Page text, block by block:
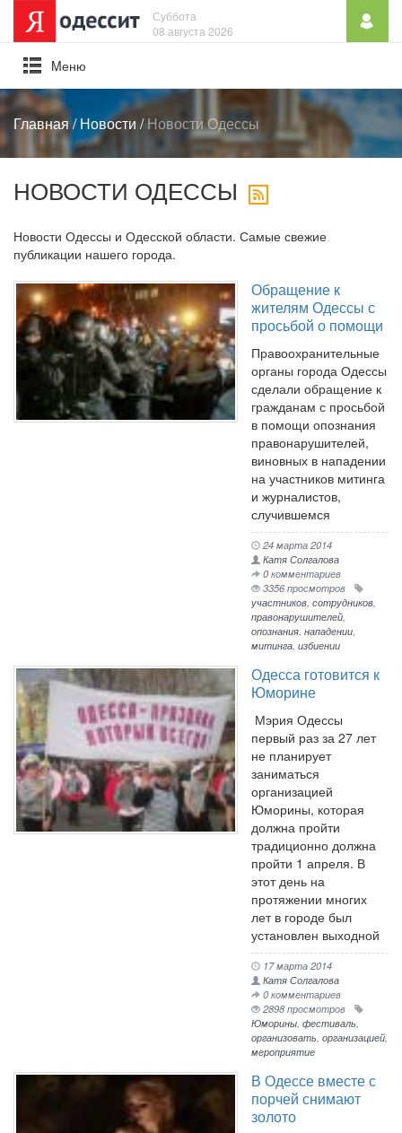
Суббота
08 августа 2026
Mеню
Главная/Новости/Новости Одессы
НОВОСТИ ОДЕССЫ
Новости Одессы и Одесской области. Самые свежие
публикации нашего города.
Обращение к
жителям Одессы с
просьбой о помощи
Правоохранительные
органы города Одессы
сделали обращение к
гражданам с просьбой
в помощи опознания
правонарушителей,
виновных в нападении
на участников митинга
и журналистов,
случившемся
24 марта 2014
Катя Солгалова
0 комментариев
3356 просмотров
участников сотрудников
правонарушителей
опознания нападении
митинга избиении
Одесса готовится к
Юморине
Мэрия Одессы
первый раз за 27 лет
не планирует
заниматься
организацией
Юморины, которая
должна пройти
традиционно должна
пройти 1 апреля. В
этот день на
протяжении многих
лет в городе был
установлен выходной
17 марта 2014
Катя Солгалова
0 комментариев
2898 просмотров
Юморины фестиваль
организовать организацией
мероприятие
В Одессе вместе с
порчей снимают
золото